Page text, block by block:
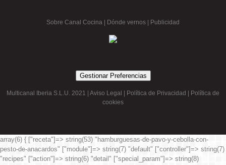
Sobre Canal Cocina Dónde vernos | Publicidad
Gestionar Preferencias
Multicanal Iberia S.L.U. 2021 | Aviso Legal Política de Privacidad
Política de
cookies
array(6) { ["receta"]=> string(53) "hamburguesas-de-pavo-y-cebolla-con-
pesto-de-anacardos" ["module"]=> string(7) "default" ["controller"]=> string(7)
"recipes" ["action"]=> string(6) "detail" ["special_param"]=> string(8)